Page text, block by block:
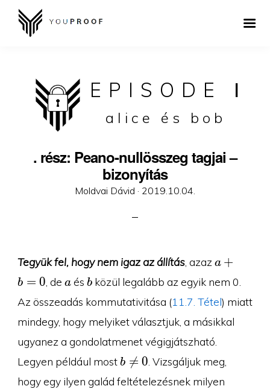
EPISODE I
alice és bob
. rész: Peano-nullösszeg tagjai –
bizonyítás
Moldvai Dávid · Posted
2019.10.04.
Tegyük fel, hogy nem igaz az állítás, azaz a+b=0
a +
b = 0 , dea
a ésb
b közül legalább az egyik nem 0.
Az összeadás kommutativitása (11.7. Tétel) miatt
mindegy, hogy melyiket választjuk, a másikkal
ugyanez a gondolatmenet végigjátszható.
Legyen például mostb\neq
0
b 
= 0 . Vizsgáljuk meg,
hogy egy ilyen galád feltételezésnek milyen